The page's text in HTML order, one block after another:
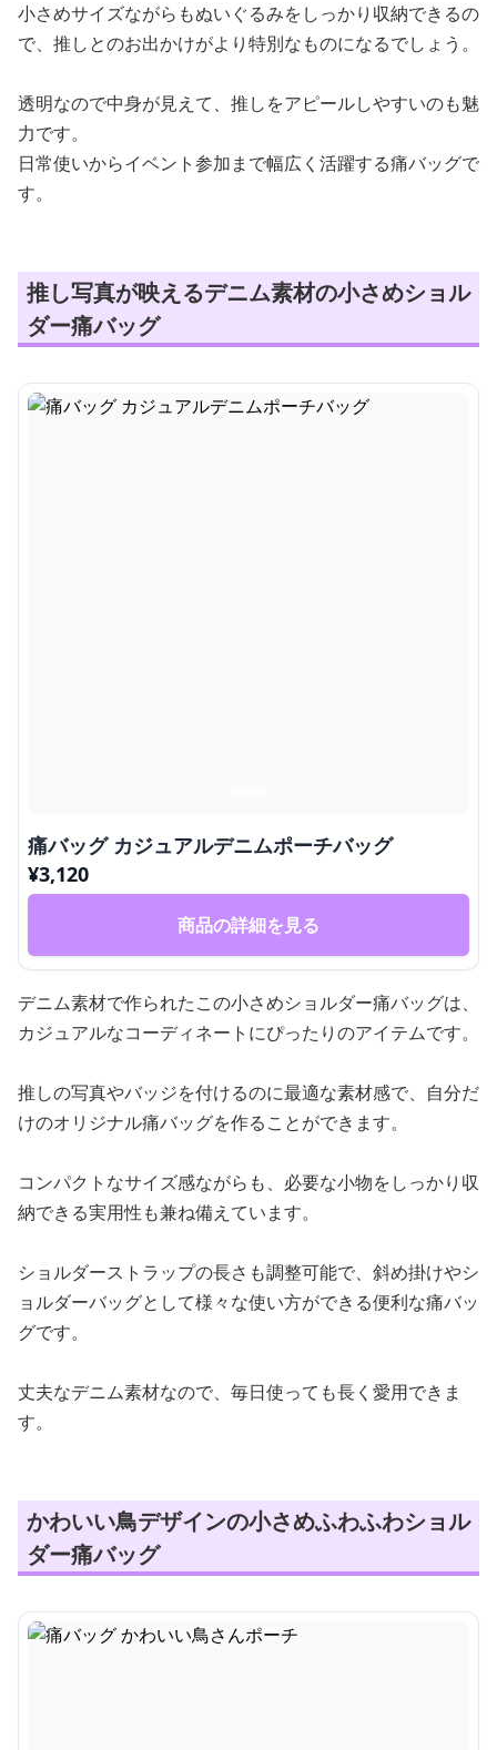
小さめサイズながらもぬいぐるみをしっかり収納できるの
で、推しとのお出かけがより特別なものになるでしょう。
透明なので中身が見えて、推しをアピールしやすいのも魅
力です。
日常使いからイベント参加まで幅広く活躍する痛バッグで
す。
推し写真が映えるデニム素材の小さめショル
ダー痛バッグ
痛バッグ カジュアルデニムポーチバッグ
¥3,120
商品の詳細を見る
デニム素材で作られたこの小さめショルダー痛バッグは、
カジュアルなコーディネートにぴったりのアイテムです。
推しの写真やバッジを付けるのに最適な素材感で、自分だ
けのオリジナル痛バッグを作ることができます。
コンパクトなサイズ感ながらも、必要な小物をしっかり収
納できる実用性も兼ね備えています。
ショルダーストラップの長さも調整可能で、斜め掛けやシ
ョルダーバッグとして様々な使い方ができる便利な痛バッ
グです。
丈夫なデニム素材なので、毎日使っても長く愛用できま
す。
かわいい鳥デザインの小さめふわふわショル
ダー痛バッグ